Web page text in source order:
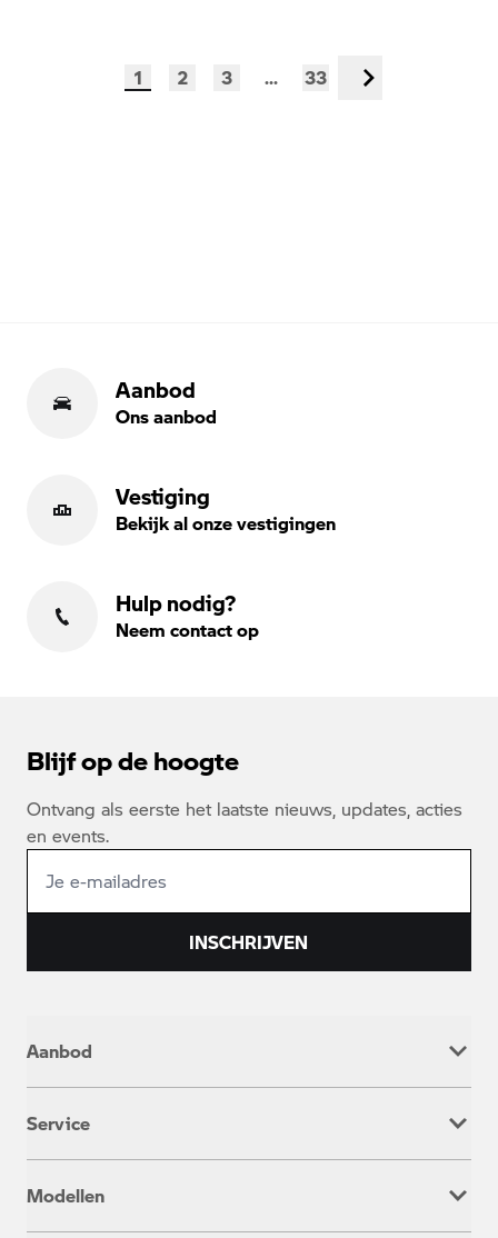
1 2 3 ... 33 Volgende
Aanbod
Ons aanbod
Vestiging
Bekijk al onze vestigingen
Hulp nodig?
Neem contact op
Blijf op de hoogte
Ontvang als eerste het laatste nieuws, updates, acties
en events.
INSCHRIJVEN
Aanbod
Occasion
Service
Onderhoud & Reparatie
Service inclusive
Modellen